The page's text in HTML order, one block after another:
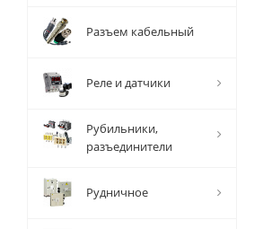
Разъем кабельный
Реле и датчики
Рубильники,
разъединители
Рудничное